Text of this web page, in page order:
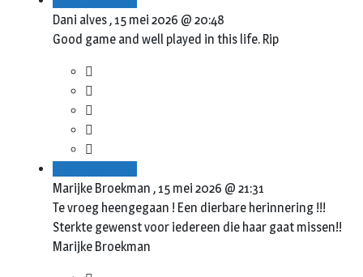
Dani alves ,15 mei 2026 @ 20:48
Good game and well played in this life. Rip
Marijke Broekman ,15 mei 2026 @ 21:31
Te vroeg heengegaan ! Een dierbare herinnering !!!
Sterkte gewenst voor iedereen die haar gaat missen!!
Marijke Broekman